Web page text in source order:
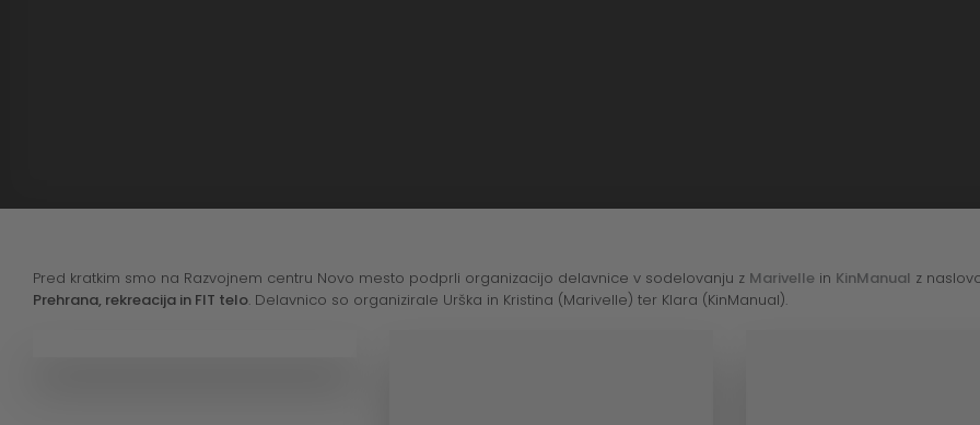
Pred kratkim smo na Razvojnem centru Novo mesto podprli organizacijo delavnice v sodelovanju z Marivelle in KinManual z
Prehrana, rekreacija in FIT telo. Delavnico so organizirale Urška in Kristina (Marivelle) ter Klara (KinManual).